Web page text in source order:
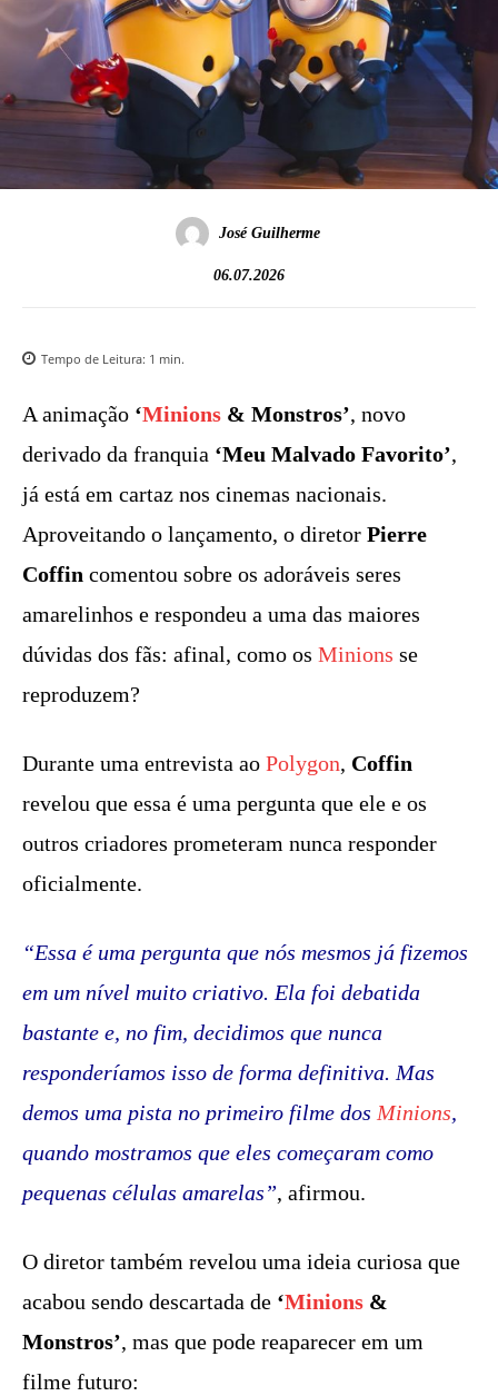
José Guilherme
06.07.2026
Tempo de Leitura: 1 min.
A animação ‘Minions & Monstros’, novo
derivado da franquia ‘Meu Malvado Favorito’,
já está em cartaz nos cinemas nacionais.
Aproveitando o lançamento, o diretor Pierre
Coffin comentou sobre os adoráveis seres
amarelinhos e respondeu a uma das maiores
dúvidas dos fãs: afinal, como os Minions se
reproduzem?
Durante uma entrevista ao Polygon, Coffin
revelou que essa é uma pergunta que ele e os
outros criadores prometeram nunca responder
oficialmente.
“Essa é uma pergunta que nós mesmos já fizemos
em um nível muito criativo. Ela foi debatida
bastante e, no fim, decidimos que nunca
responderíamos isso de forma definitiva. Mas
demos uma pista no primeiro filme dos Minions,
quando mostramos que eles começaram como
pequenas células amarelas”, afirmou.
O diretor também revelou uma ideia curiosa que
acabou sendo descartada de ‘Minions &
Monstros’, mas que pode reaparecer em um
filme futuro: